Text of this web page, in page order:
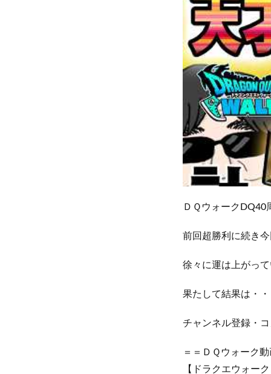
ＤＱウォーク
前回超勝利に続き
徐々に運は上がっ
果たして結果は・
チャンネル登録・
＝＝ＤＱウォーク
【ドラクエウォー